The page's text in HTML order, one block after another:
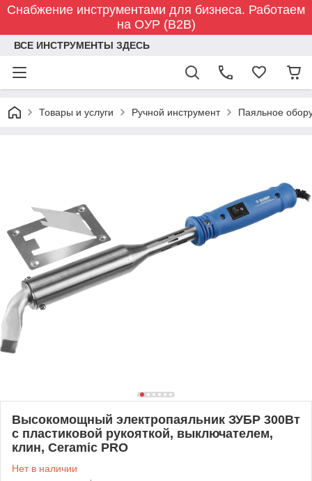
Снабжение инструментами для бизнеса. Работаем
на ОУР (B2B)
ВСЕ ИНСТРУМЕНТЫ ЗДЕСЬ
Товары и услуги Ручной инструмент Паяльное
Высокомощный электропаяльник ЗУБР 300Вт
с пластиковой рукояткой, выключателем,
клин, Ceramic PRO
Нет в наличии